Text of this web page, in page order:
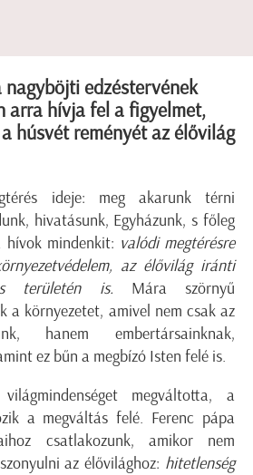
edzéstervének
arra hívja fel a figyelmet,
húsvét reményét az élővilág
ideje: meg akarunk térni
hivatásunk, Egyházunk, s főleg
mindenkit: valódi megtérésre
az élővilág iránti
területén is. Mára szörnyű
a környezetet, amivel nem csak az
hanem embertársainknak,
ez bűn a megbízó Isten felé is.
megváltotta, a
a megváltás felé. Ferenc pápa
csatlakozunk, amikor nem
az élővilághoz: hitetlenség